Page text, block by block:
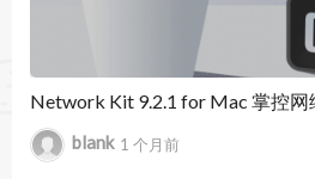
Network Kit 9.2.1 for Mac 掌控
blank 1 个月前